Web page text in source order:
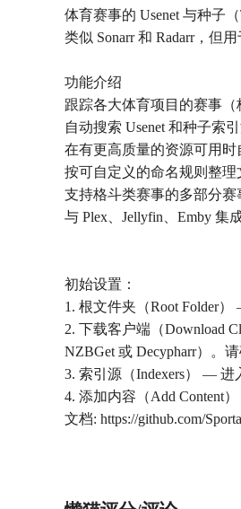
体育赛事的 Usenet 与种子（
类似 Sonarr 和 Radarr，但
功能介绍
跟踪各大体育项目的赛事（
自动搜索 Usenet 和种子索
在有更高质量的资源可用时
按可自定义的命名规则整理
支持格斗类赛事的多部分赛
与 Plex、Jellyfin、Emby 集
初始设置：
1. 根文件夹（Root Folder）
2. 下载客户端（Download
NZBGet 或 Decypharr）。
3. 索引源（Indexers） — 进
4. 添加内容（Add Content
文档: https://github.com/